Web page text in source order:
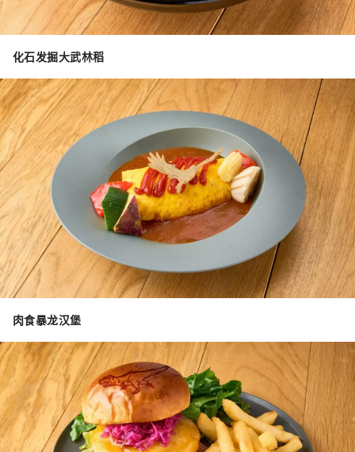
化石发掘大武林稻
肉食暴龙汉堡